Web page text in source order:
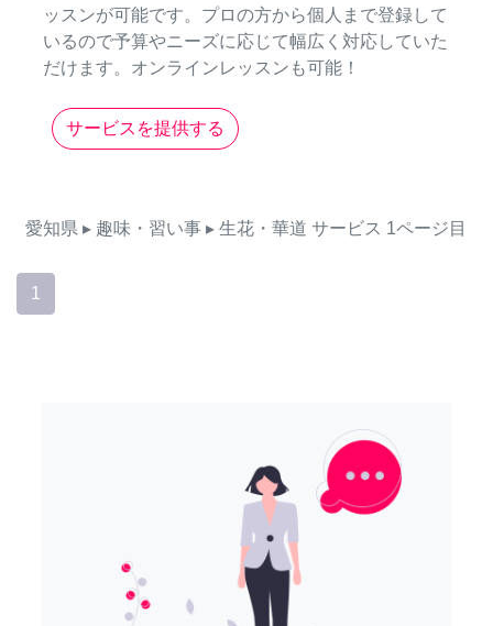
ッスンが可能です。プロの方から個人まで登録して
いるので予算やニーズに応じて幅広く対応していた
だけます。オンラインレッスンも可能！
サービスを提供する
愛知県 ▸ 趣味・習い事 ▸ 生花・華道 サービス 1ページ目
1